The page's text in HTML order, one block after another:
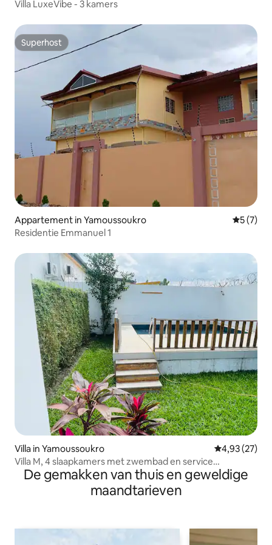
Villa LuxeVibe - 3 kamers
Superhost
Superhost
Appartement in Yamoussoukro
5 (7)
Residentie Emmanuel 1
Villa in Yamoussoukro Gemiddelde
4,93 (27)
Villa M, 4 slaapkamers met zwembad en service
inbegrepen
De gemakken van thuis en geweldige
maandtarieven